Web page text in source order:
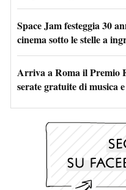
Space Jam festeggia 30
cinema sotto le stelle a
Arriva a Roma il Premio
serate gratuite di musica